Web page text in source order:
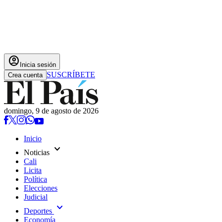
account_circle Inicia sesión
Crea cuenta SUSCRÍBETE
domingo, 9 de agosto de 2026
Inicio
Noticias expand_more
Cali
Licita
Política
Elecciones
Judicial
Deportes expand_more
Economía